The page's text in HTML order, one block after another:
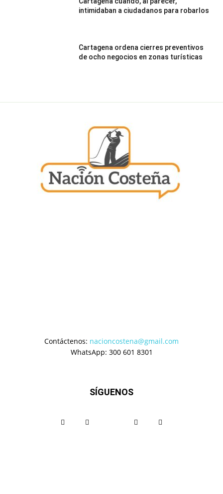
intimidaban a ciudadanos para robarlos
Cartagena ordena cierres preventivos
de ocho negocios en zonas turísticas
Contáctenos: nacioncostena@gmail.com
WhatsApp: 300 601 8301
SÍGUENOS